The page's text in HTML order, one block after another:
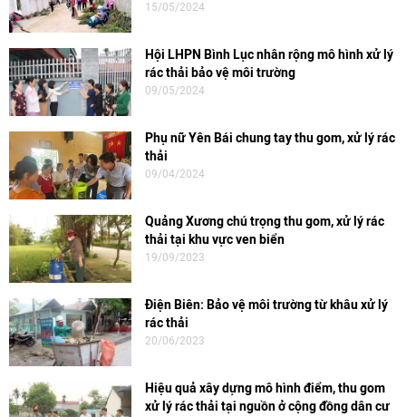
15/05/2024
Hội LHPN Bình Lục nhân rộng mô hình xử lý
rác thải bảo vệ môi trường
09/05/2024
Phụ nữ Yên Bái chung tay thu gom, xử lý rác
thải
09/04/2024
Quảng Xương chú trọng thu gom, xử lý rác
thải tại khu vực ven biển
19/09/2023
Điện Biên: Bảo vệ môi trường từ khâu xử lý
rác thải
20/06/2023
Hiệu quả xây dựng mô hình điểm, thu gom
xử lý rác thải tại nguồn ở cộng đồng dân cư